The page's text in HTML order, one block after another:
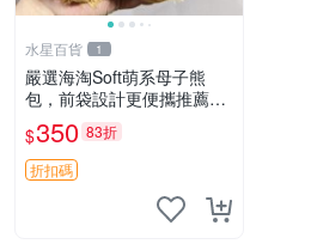
水星百貨 1
嚴選海淘Soft萌系母子熊
包，前袋設計更便攜推薦收
藏 母子熊 軟綿綿 包包
$350 83折
折扣碼